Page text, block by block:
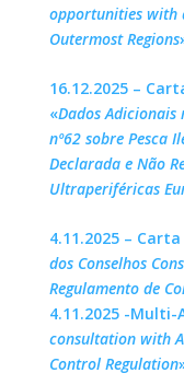
opportunities with
Outermost Regions
16.12.2025 –
«Dados Adicionais
nº62 sobre Pesca
Declarada e Não
Ultraperiféricas
4.11.2025 –
dos Conselhos
Regulamento de
4.11.2025 -Multi-
consultation with
Control Regulation